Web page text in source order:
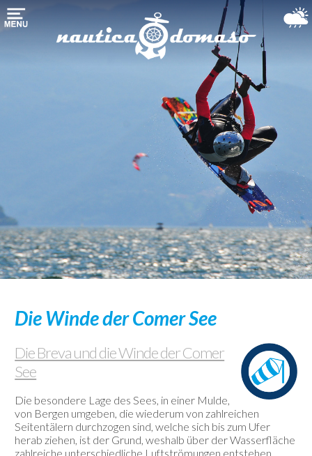
Comer
see
Gebrauchte
Webcam
Die Winde der Comer See
Die Breva und die Winde der Comer
See
Die besondere Lage des Sees, in einer Mulde,
von Bergen umgeben, die wiederum von zahlreichen
Seitentälern durchzogen sind, welche sich bis zum Ufer
herab ziehen, ist der Grund, weshalb über der Wasserfläche
zahlreiche unterschiedliche Luftströmungen entstehen